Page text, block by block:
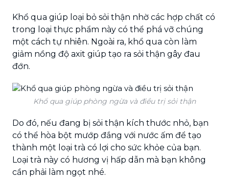
Khổ qua giúp loại bỏ sỏi thận nhờ các hợp chất có
trong loại thực phẩm này có thể phá vỡ chúng
một cách tự nhiên. Ngoài ra, khổ qua còn làm
giảm nồng độ axit giúp tạo ra sỏi thận gây đau
đớn.
Khổ qua giúp phòng ngừa và điều trị sỏi thận
Do đó, nếu đang bị sỏi thận kích thước nhỏ, bạn
có thể hòa bột mướp đắng với nước ấm để tạo
thành một loại trà có lợi cho sức khỏe của bạn.
Loại trà này có hương vị hấp dẫn mà bạn không
cần phải làm ngọt nhé.